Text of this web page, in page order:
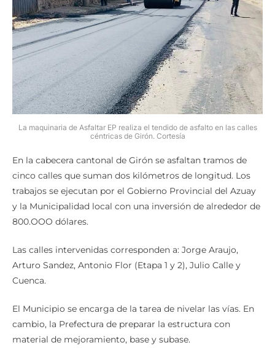
La maquinaria de Asfaltar EP realiza el tendido de asfalto en las calles
céntricas de Girón. Cortesía
En la cabecera cantonal de Girón se asfaltan tramos de
cinco calles que suman dos kilómetros de longitud. Los
trabajos se ejecutan por el Gobierno Provincial del Azuay
y la Municipalidad local con una inversión de alrededor de
800.OOO dólares.
Las calles intervenidas corresponden a: Jorge Araujo,
Arturo Sandez, Antonio Flor (Etapa 1 y 2), Julio Calle y
Cuenca.
El Municipio se encarga de la tarea de nivelar las vías. En
cambio, la Prefectura de preparar la estructura con
material de mejoramiento, base y subase.